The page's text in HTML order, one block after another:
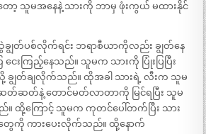
ော့ သူမအနေနဲ့ သားကို ဘာမှ ဖုံးကွယ် မထားနိုင်
ချွတ်ပစ်လိုက်ရင်း ဘရာစီယာကိုလည်း ချွတ်နေ
းကြည့်နေသည်။ သူမက သားကို ပြုံးပြပြီး
ါ်သို့ ချွတ်ချလိုက်သည်။ ထိုအခါ သားရဲ့ လီးက သူမ
တ်ဆတ်နဲ့ တောင်မတ်လာတာကို မြင်ရပြီး သူမ
။ ထို့ကြောင့် သူမက ကုတင်ပေါ်တက်ပြီး သား
င်တွေကို ကားပေးလိုက်သည်။ ထို့နောက်